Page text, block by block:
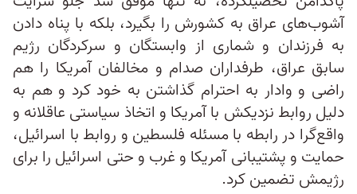
آشوب‌های عراق به کشورش را بگیرد، بلکه با پناه دادن
به فرزندان و شماری از وابستگان و سرکردگان رژیم
سابق عراق، طرفداران صدام و مخالفان آمریکا را هم
راضی و وادار به احترام گذاشتن به خود کرد و هم به
دلیل روابط نزدیکش با آمریکا و اتخاذ سیاستی عاقلانه و
واقع‌گرا در رابطه با مسئله فلسطین و روابط با اسرائیل،
حمایت و پشتیبانی آمریکا و غرب و حتی اسرائیل را برای
رژیمش تضمین کرد.